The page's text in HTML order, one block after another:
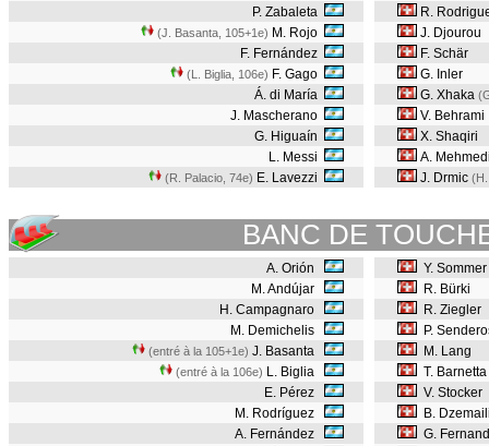
P. Zabaleta
(J. Basanta, 105+1e) M. Rojo
F. Fernández
(L. Biglia, 106e) F. Gago
Á. di María
J. Mascherano
G. Higuaín
L. Messi
(R. Palacio, 74e) E. Lavezzi
R.
J. Djourou
F. Schär
G. Inler
G. Xhaka
V. Behrami
X. Shaqiri
A.
J. Drmic
BANC DE
A. Orión
M. Andújar
H. Campagnaro
M. Demichelis
(entré à la 105+1e) J. Basanta
(entré à la 106e) L. Biglia
E. Pérez
M. Rodríguez
A. Fernández
Y. Sommer
R. Bürki
R. Ziegler
P.
M. Lang
T. Barnetta
V. Stocker
B.
G.